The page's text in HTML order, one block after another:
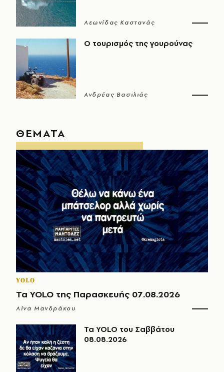
Λεωνίδας Καστανάς
Ο τουρισμός της γουρούνας
Ανδρέας Βασιλιάς
ΘΕΜΑΤΑ
YOLO
Τα YOLO της Παρασκευής 07.08.2026
Λίνα Μανδράκου
Τα YOLO του Σαββάτου
08.08.2026